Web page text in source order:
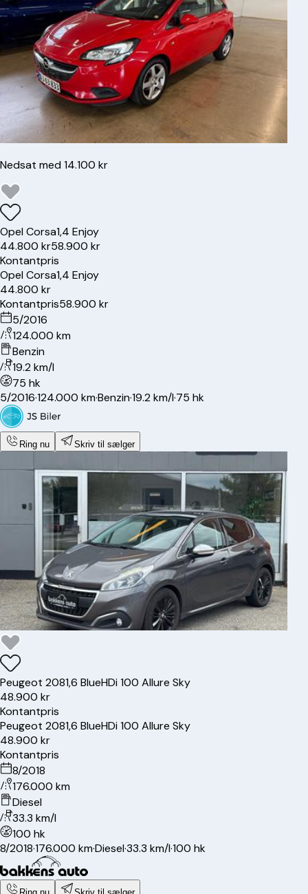
Nedsat med 14.100 kr
OpelCorsa1,4 Enjoy
44.800 kr58.900 kr
Kontantpris
OpelCorsa1,4 Enjoy
44.800 kr
Kontantpris58.900 kr
5/2016
124.000 km
Benzin
19.2 km/l
75 hk
5/2016·124.000 km·Benzin·19.2 km/l·75 hk
Ring nu Skriv til sælger
Peugeot 2081,6 BlueHDi 100 Allure Sky
48.900 kr
Kontantpris
Peugeot 2081,6 BlueHDi 100 Allure Sky
48.900 kr
Kontantpris
8/2018
176.000 km
Diesel
33.3 km/l
100 hk
8/2018·176.000 km·Diesel·33.3 km/l·100 hk